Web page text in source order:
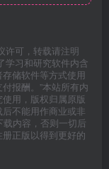
许可，转载请注明
学习和研究软件内含
储软件等方式使用
报酬。”本站所有内
用，版权归属原版
不能用作商业或非
内容，否则一切后
正版以得到更好的